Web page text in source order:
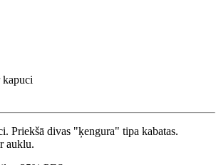
kapuci
Priekšā divas "ķengura" tipa kabatas.
auklu.